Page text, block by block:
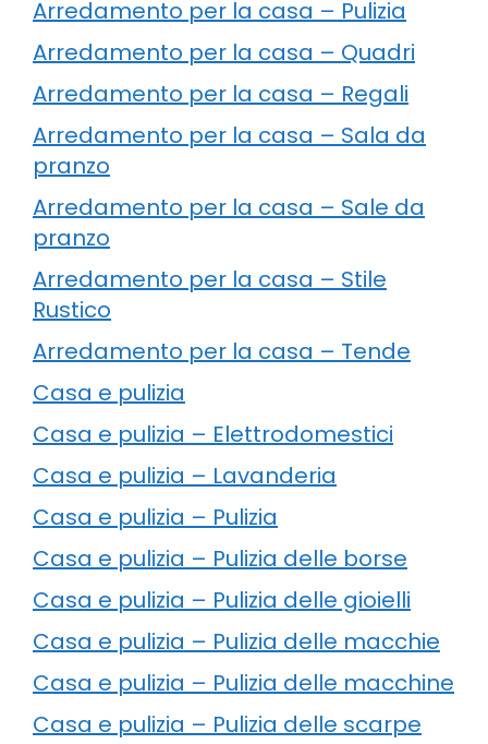
Arredamento per la casa – Pulizia
Arredamento per la casa – Quadri
Arredamento per la casa – Regali
Arredamento per la casa – Sala da
pranzo
Arredamento per la casa – Sale da
pranzo
Arredamento per la casa – Stile
Rustico
Arredamento per la casa – Tende
Casa e pulizia
Casa e pulizia – Elettrodomestici
Casa e pulizia – Lavanderia
Casa e pulizia – Pulizia
Casa e pulizia – Pulizia delle borse
Casa e pulizia – Pulizia delle gioielli
Casa e pulizia – Pulizia delle macchie
Casa e pulizia – Pulizia delle macchine
Casa e pulizia – Pulizia delle scarpe